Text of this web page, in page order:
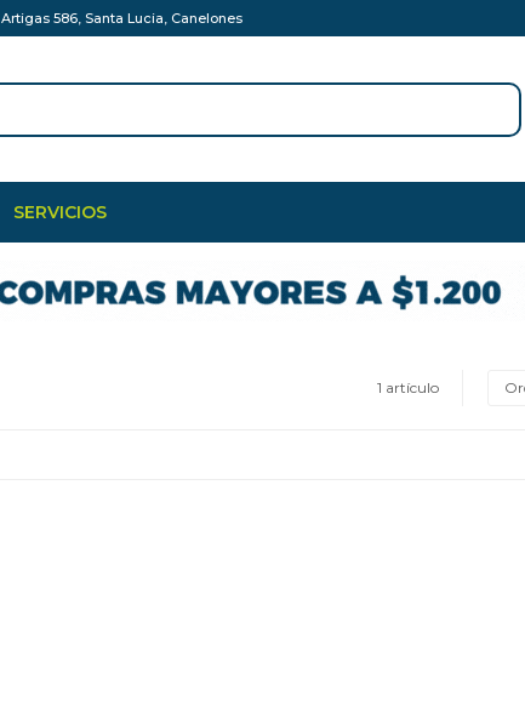
SERVICIOS
Artigas 586, Santa Lucia, Canelones
1 artículo